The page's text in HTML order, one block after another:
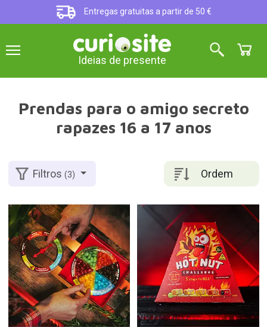
Entregas gratuitas a partir de 50 €
Ideias de presente
Prendas para o amigo secreto
rapazes 16 a 17 anos
Ordem
Filtros(3)